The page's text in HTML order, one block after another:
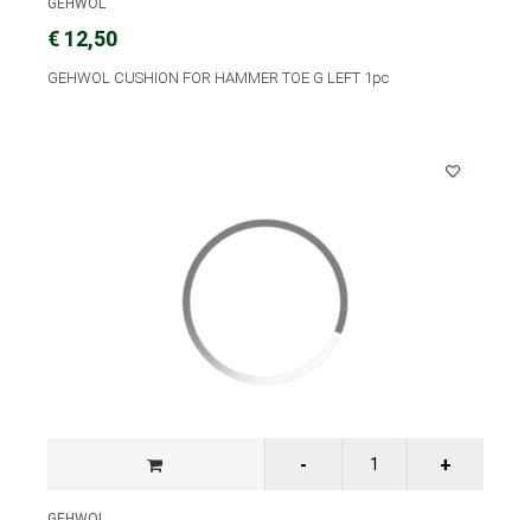
GEHWOL
€ 12,50
GEHWOL CUSHION FOR HAMMER TOE G LEFT 1pc